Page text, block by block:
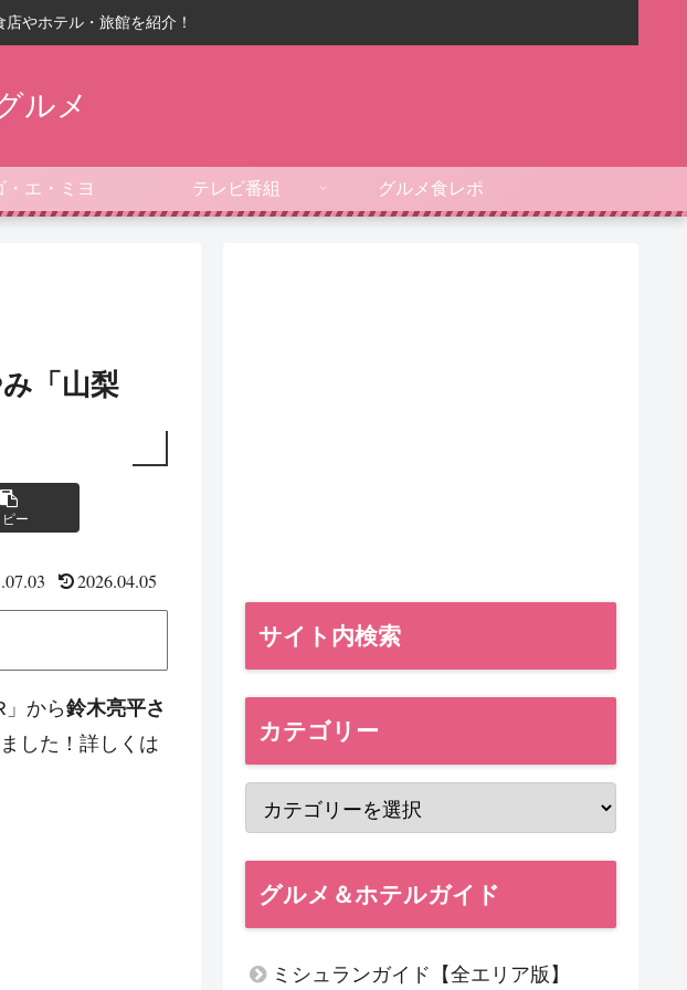
やホテル・旅館を紹介！
ルメ
・エ・ミヨ テレビ番組 グルメ食レポ
「山梨
ピー
2026.04.05
から鈴木亮平さ
した！詳しくは
サイト内検索
カテゴリー
グルメ＆ホテルガイド
ミシュランガイド【全エリア版】